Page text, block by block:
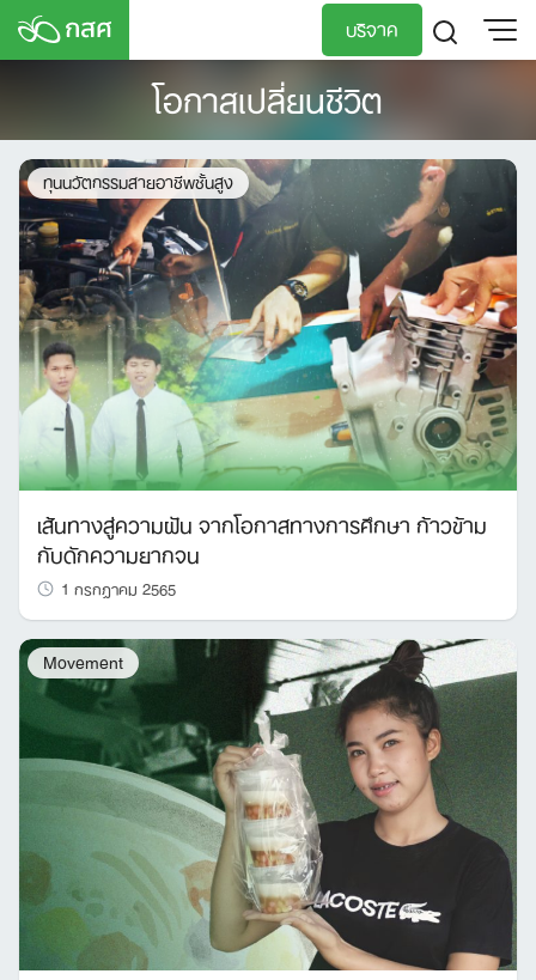
Skip
บริจาค
โอกาสเปลี่ยนชีวิต
ทุนนวัตกรรมสายอาชีพชั้นสูง
เส้นทางสู่ความฝัน จากโอกาสทางการศึกษา ก้าวข้าม
กับดักความยากจน
1 กรกฎาคม 2565
Movement